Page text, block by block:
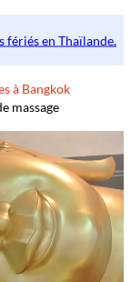
à Bangkok
massage